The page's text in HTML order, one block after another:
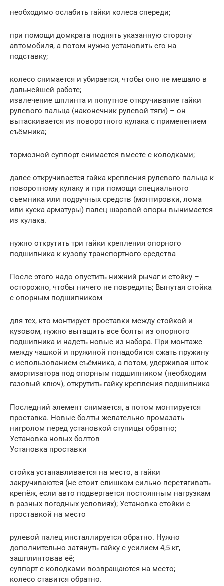
необходимо ослабить гайки колеса спереди;
при помощи домкрата поднять указанную сторону
автомобиля, а потом нужно установить его на
подставку;
колесо снимается и убирается, чтобы оно не мешало в
дальнейшей работе;
извлечение шплинта и попутное откручивание гайки
рулевого пальца (наконечник рулевой тяги) – он
вытаскивается из поворотного кулака с применением
съёмника;
тормозной суппорт снимается вместе с колодками;
далее откручивается гайка крепления рулевого пальца к
поворотному кулаку и при помощи специального
съемника или подручных средств (монтировки, лома
или куска арматуры) палец шаровой опоры вынимается
из кулака.
нужно открутить три гайки крепления опорного
подшипника к кузову транспортного средства
После этого надо опустить нижний рычаг и стойку –
осторожно, чтобы ничего не повредить; Вынутая стойка
с опорным подшипником
для тех, кто монтирует проставки между стойкой и
кузовом, нужно вытащить все болты из опорного
подшипника и надеть новые из набора. При монтаже
между чашкой и пружиной понадобится сжать пружину
с использованием съёмника, а потом, удерживая шток
амортизатора под опорным подшипником (необходим
газовый ключ), открутить гайку крепления подшипника
Последний элемент снимается, а потом монтируется
проставка. Новые болты желательно промазать
нигролом перед установкой ступицы обратно;
Установка новых болтов
Установка проставки
стойка устанавливается на место, а гайки
закручиваются (не стоит слишком сильно перетягивать
крепёж, если авто подвергается постоянным нагрузкам
в разных погодных условиях); Установка стойки с
проставкой на место
рулевой палец инсталлируется обратно. Нужно
дополнительно затянуть гайку с усилием 4,5 кг,
зашплинтовав её;
суппорт с колодками возвращаются на место;
колесо ставится обратно.